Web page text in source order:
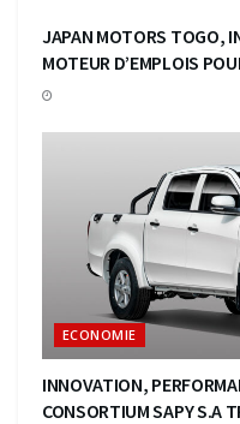
JAPAN MOTORS TOGO,
MOTEUR D’EMPLOIS
ECONOMIE
INNOVATION,
CONSORTIUM SAPY S.A